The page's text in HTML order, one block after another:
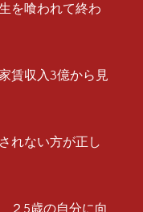
を喰われて終わ
賃収入3億から見
れない方が正し
２5歳の自分に向